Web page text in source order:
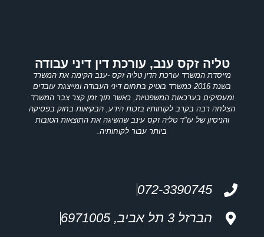
טליה זקס ענב, עורכת דין דיני עבודה
מייסדת המשרד עורכת הדין טליה זקס -ענב הקימה את המשרד
בשנת 2016 כמשרד בוטיק בתחום דיני העבודה ומייצגת עובדים
ומעסיקים בערכאות המשפטיות, כאשר תוך זמן קצר צבר המשרד
הצלחה רבה בקרב לקוחותיו בזכות הידע, הבקיאות בחוק בפסיקה
והניסיון של עו"ד טליה זקס עינב שהשיגה את התוצאות הטובות
ביותר עבור לקוחותיה.
072-3390745
הברזל 3 תל אביב, 6971005